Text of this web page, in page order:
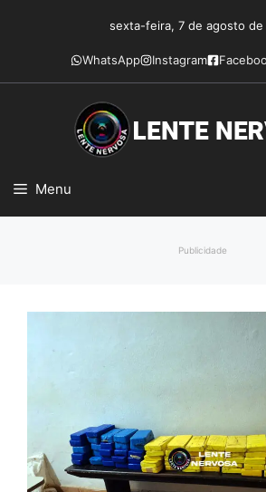
conteúdo
sexta-feira, 7 de agosto
WhatsApp Instagram
Menu
Publicidade